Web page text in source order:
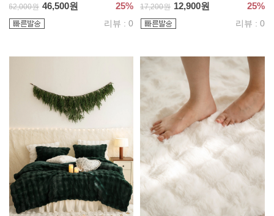
62,000원 46,500원 25%
리뷰 : 0
17,200원 12,900원 25%
리뷰 : 0